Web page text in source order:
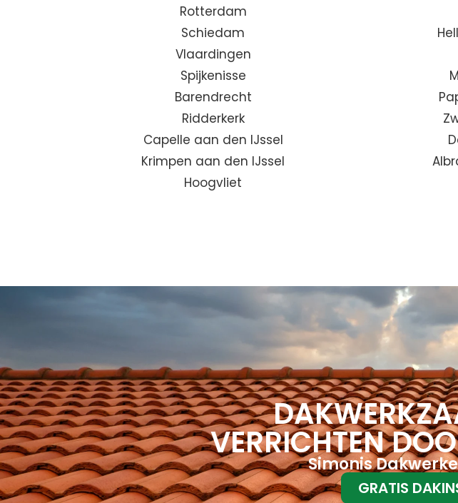
Rotterdam
Schiedam
Vlaardingen
Spijkenisse
Barendrecht
Ridderkerk
Capelle aan den IJssel
Krimpen aan den IJssel
Hoogvliet
VERRICHTEN
Simonis
GRATIS